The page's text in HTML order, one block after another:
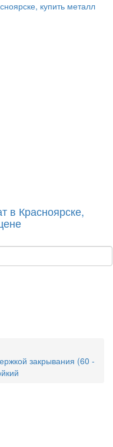
закрывания (60 -